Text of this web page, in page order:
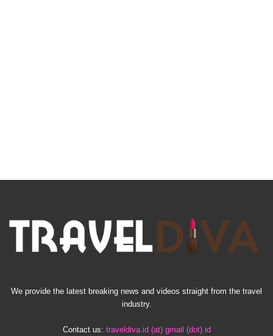
We provide the latest breaking news and videos straight from the travel
industry.
Contact us: traveldiva.id (at) gmail (dot) id